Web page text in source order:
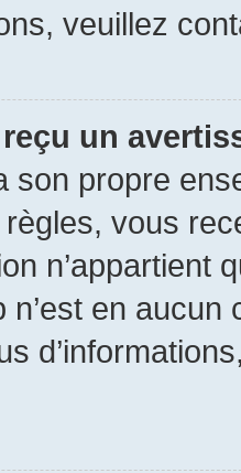
veuillez
un
son propre
vous
n’appartient
n’est en